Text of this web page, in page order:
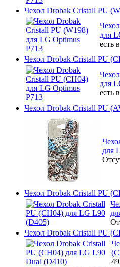
Чехол Drobak Cristall PU
для
есть
Чехол Drobak Cristall PU
для
есть
Чехол Drobak Cristall PU
для
Чехол Drobak Cristall PU
Чехол Drobak Cristall PU